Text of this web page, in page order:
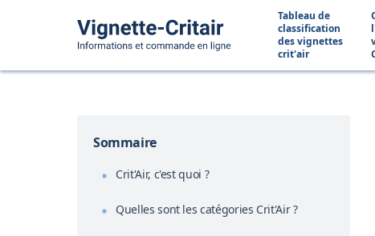
Tableau de
classification
des vignettes
crit'air
Sommaire
Crit'Air, c'est quoi ?
Quelles sont les catégories Crit'Air ?